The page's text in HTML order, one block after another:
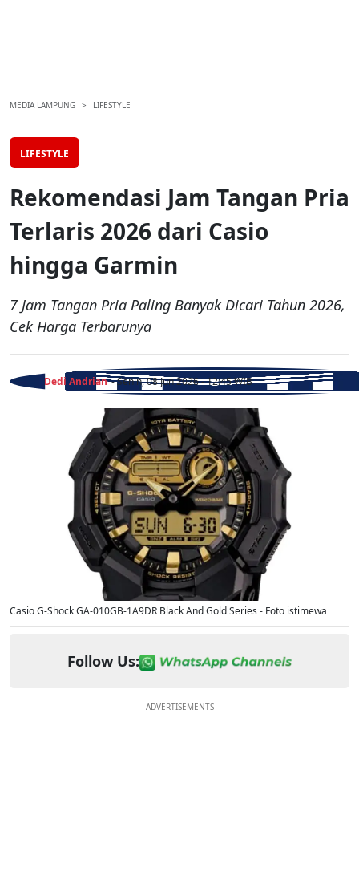
MEDIA LAMPUNG LIFESTYLE
LIFESTYLE
Rekomendasi Jam Tangan Pria
Terlaris 2026 dari Casio
hingga Garmin
7 Jam Tangan Pria Paling Banyak Dicari Tahun 2026,
Cek Harga Terbarunya
Dedi Andrian - Senin, 08 Jun 2026 - 12:45 WIB
Casio G-Shock GA-010GB-1A9DR Black And Gold Series - Foto istimewa
Follow Us:
ADVERTISEMENTS